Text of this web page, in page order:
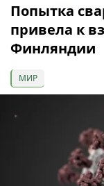
Попытка
привела к
Финляндии
МИР